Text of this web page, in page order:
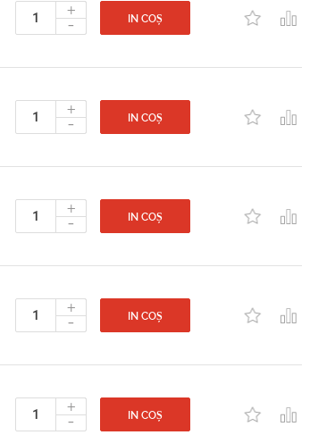
+
- IN COȘ
+
- IN COȘ
+
- IN COȘ
+
- IN COȘ
+
- IN COȘ